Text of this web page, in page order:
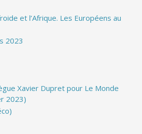
et l’Afrique. Les Européens au
2023
Xavier Dupret pour Le Monde
2023)